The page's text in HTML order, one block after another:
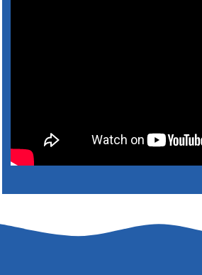
2. augusztus 2026 15:30